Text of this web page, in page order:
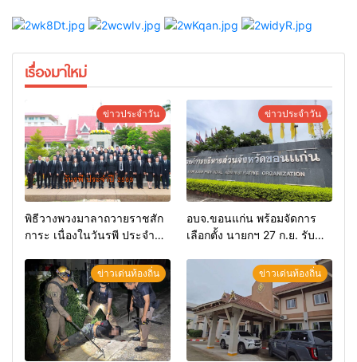
เรื่องมาใหม่
ข่าวประจำวัน
พิธีวางพวงมาลาถวายราชสัก
การะ เนื่องในวันรพี ประจำปี
วันรพี เพื่อเชื่อมความสัมพันธ์
อันดีของหน่วยงานใน
กระบวนการยุติธรรม
ข่าวประจำวัน
อบจ.ขอนแก่น พร้อมจัดการ
เลือกตั้ง นายกฯ 27 ก.ย. รับ
ลงสมัครรับการเลือกตั้งหาก
คุณสมบัติครบ มั่นใจคนใช้
สิทธิ์ทะลุ 70%
ข่าวเด่นท้องถิ่น ข่าวเด่นท้องถิ่น